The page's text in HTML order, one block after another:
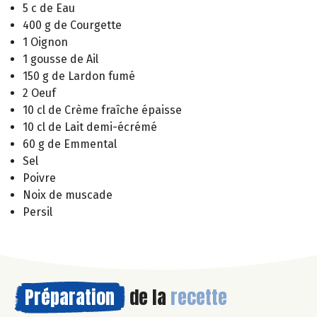
5 c de Eau
400 g de Courgette
1 Oignon
1 gousse de Ail
150 g de Lardon fumé
2 Oeuf
10 cl de Crème fraîche épaisse
10 cl de Lait demi-écrémé
60 g de Emmental
Sel
Poivre
Noix de muscade
Persil
Préparation de la recette